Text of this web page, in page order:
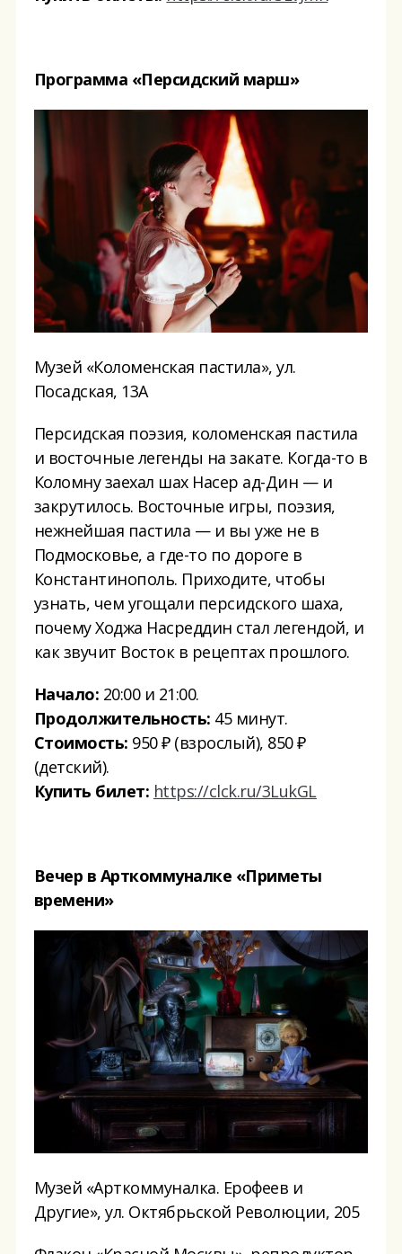
Программа «Персидский марш»
Музей «Коломенская пастила», ул.
Посадская, 13А
Персидская поэзия, коломенская пастила
и восточные легенды на закате. Когда-то в
Коломну заехал шах Насер ад-Дин — и
закрутилось. Восточные игры, поэзия,
нежнейшая пастила — и вы уже не в
Подмосковье, а где-то по дороге в
Константинополь. Приходите, чтобы
узнать, чем угощали персидского шаха,
почему Ходжа Насреддин стал легендой, и
как звучит Восток в рецептах прошлого.
Начало: 20:00 и 21:00.
Продолжительность: 45 минут.
Стоимость: 950 ₽ (взрослый), 850 ₽
(детский).
Купить билет: https://clck.ru/3LukGL
Вечер в Арткоммуналке «Приметы
времени»
Музей «Арткоммуналка. Ерофеев и
Другие», ул. Октябрьской Революции, 205